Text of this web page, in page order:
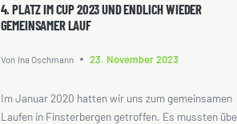
4. PLATZ IM CUP 2023 UND ENDLICH WIEDER
GEMEINSAMER LAUF
Von Ina Oschmann 23. November 2023
Im Januar 2020 hatten wir uns zum gemeinsamen
Laufen in Finsterbergen getroffen. Es mussten